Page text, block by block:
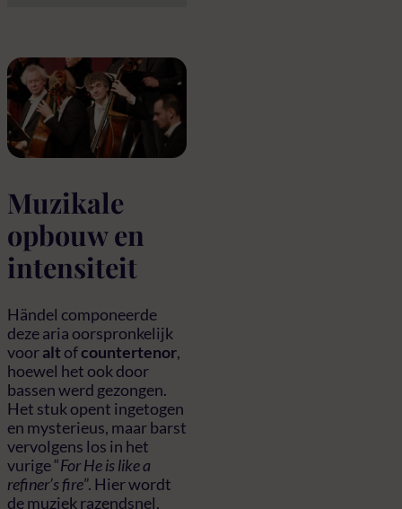
Muzikale
opbouw en
intensiteit
Händel componeerde
deze aria oorspronkelijk
vooraltofcountertenor,
hoewel het ook door
bassen werd gezongen.
Het stuk opent ingetogen
en mysterieus, maar barst
vervolgens los in het
vurige “For He is like a
refiner’s fire”. Hier wordt
de muziek razendsnel,